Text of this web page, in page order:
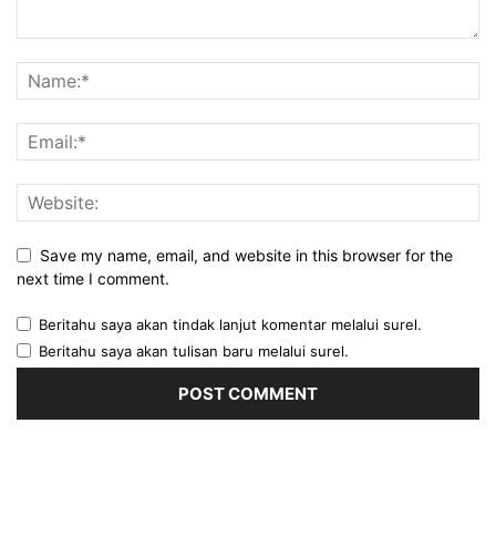
Save my name, email, and website in this browser for the
next time I comment.
Beritahu saya akan tindak lanjut komentar melalui surel.
Beritahu saya akan tulisan baru melalui surel.